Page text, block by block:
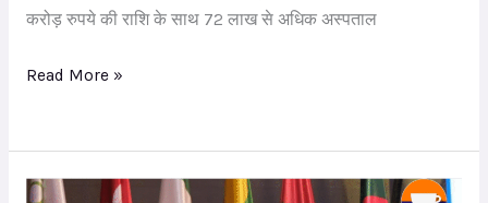
करोड़ रुपये की राशि के साथ 72 लाख से अधिक अस्पताल
7,704
निवेश
Read More »
जिओ